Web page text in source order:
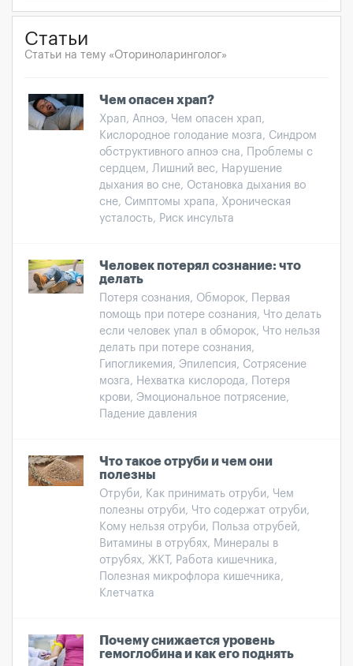
Статьи
Статьи на тему «Оториноларинголог»
Чем опасен храп?
Храп, Апноэ, Чем опасен храп,
Кислородное голодание мозга, Синдром
обструктивного апноэ сна, Проблемы с
сердцем, Лишний вес, Нарушение
дыхания во сне, Остановка дыхания во
сне, Симптомы храпа, Хроническая
усталость, Риск инсульта
Человек потерял сознание: что
делать
Потеря сознания, Обморок, Первая
помощь при потере сознания, Что делать
если человек упал в обморок, Что нельзя
делать при потере сознания,
Гипогликемия, Эпилепсия, Сотрясение
мозга, Нехватка кислорода, Потеря
крови, Эмоциональное потрясение,
Падение давления
Что такое отруби и чем они
полезны
Отруби, Как принимать отруби, Чем
полезны отруби, Что содержат отруби,
Кому нельзя отруби, Польза отрубей,
Витамины в отрубях, Минералы в
отрубях, ЖКТ, Работа кишечника,
Полезная микрофлора кишечника,
Клетчатка
Почему снижается уровень
гемоглобина и как его поднять